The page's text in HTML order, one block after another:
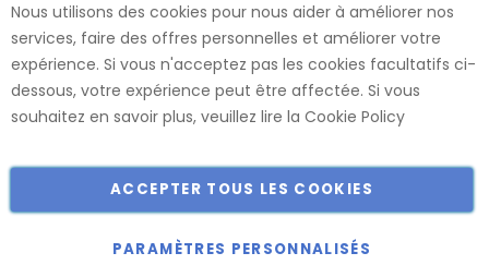
renommés. Ces panneaux sont confectionnés dans nos
usines, ce qui nous permet de vous offrir le plus large choix
de dimensions et de finitions.
Catalogue
Tous droits réservés.
Nous utilisons des cookies pour nous aider à améliorer nos
services, faire des offres personnelles et améliorer votre
expérience. Si vous n'acceptez pas les cookies facultatifs ci-
dessous, votre expérience peut être affectée. Si vous
souhaitez en savoir plus, veuillez lire la Cookie Policy
ACCEPTER TOUS LES COOKIES
PARAMÈTRES PERSONNALISÉS